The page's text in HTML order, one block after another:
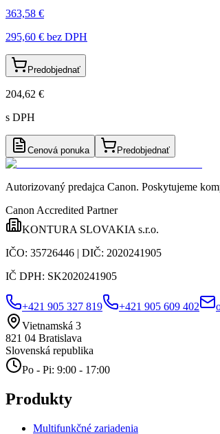
363,58 €
295,60 € bez DPH
Predobjednať
204,62 €
s DPH
Cenová ponuka Predobjednať
Autorizovaný predajca Canon. Poskytujeme
Canon Accredited Partner
KONTURA SLOVAKIA s.r.o.
IČO: 35726446 | DIČ: 2020241905
IČ DPH: SK2020241905
+421 905 327 819 +421 905 609 402
Vietnamská 3
821 04 Bratislava
Slovenská republika
Po - Pi: 9:00 - 17:00
Produkty
Multifunkčné zariadenia